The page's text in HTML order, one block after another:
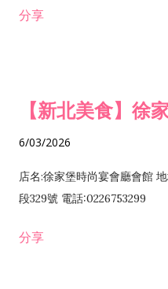
布疋、衣著、鞋、帽、傘、服
書出版業 C701010 印刷業
卉零售業 F201990 其他農畜
飲料零售業 F215010 首飾及
出版業 JB01010 會議及展覽
分享
【新北美食】徐
6/03/2026
店名:徐家堡時尚宴會廳會館
段329號 電話:0226753299
分享